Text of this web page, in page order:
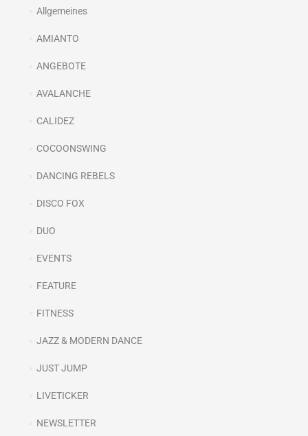
Allgemeines
AMIANTO
ANGEBOTE
AVALANCHE
CALIDEZ
COCOONSWING
DANCING REBELS
DISCO FOX
DUO
EVENTS
FEATURE
FITNESS
JAZZ & MODERN DANCE
JUST JUMP
LIVETICKER
NEWSLETTER